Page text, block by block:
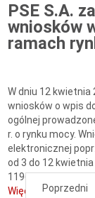
PSE S.A.
wniosków
ramach
W dniu 12 kwietnia
wniosków o wpis
ogólnej
r. o rynku mocy.
elektronicznej
od 3 do 12
1196 wniosków, z
Więcej...Poprzedni